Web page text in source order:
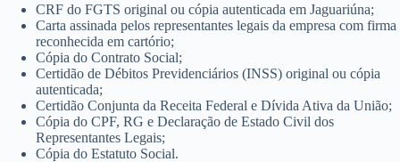
CRF do FGTS original ou cópia autenticada em Jaguariúna;
Carta assinada pelos representantes legais da empresa com firma
reconhecida em cartório;
Cópia do Contrato Social;
Certidão de Débitos Previdenciários (INSS) original ou cópia
autenticada;
Certidão Conjunta da Receita Federal e Dívida Ativa da União;
Cópia do CPF, RG e Declaração de Estado Civil dos
Representantes Legais;
Cópia do Estatuto Social.